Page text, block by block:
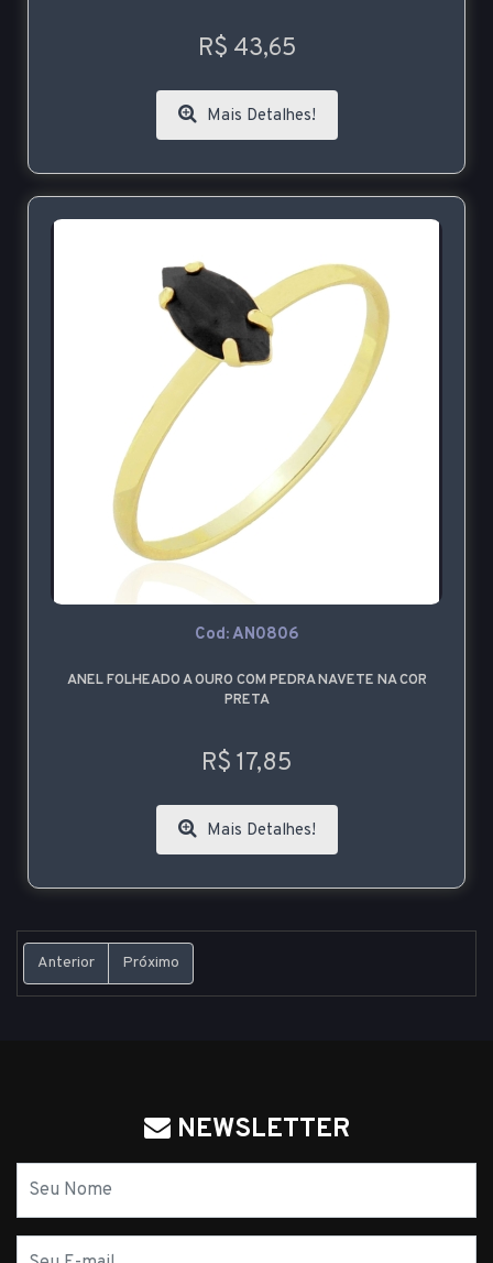
R$ 43,65
Mais Detalhes!
Cod: AN0806
ANEL FOLHEADO A OURO COM PEDRA NAVETE NA COR
PRETA
R$ 17,85
Mais Detalhes!
Anterior Próximo
NEWSLETTER